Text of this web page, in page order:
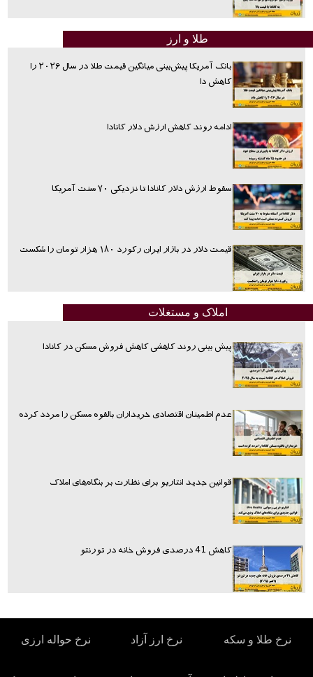
طلا و ارز
بانک آمریکا پیش‌بینی میانگین قیمت طلا در سال ۲۰۲۶ را
کاهش دا
ادامه روند کاهش ارزش دلار کانادا
سقوط ارزش دلار کانادا تا نزدیکی ۷۰ سنت آمریکا
قیمت دلار در بازار ایران رکورد ۱۸۰ هزار تومان را شکست
املاک و مستغلات
پیش بینی روند کاهشی کاهش فروش مسکن در کانادا
عدم اطمینان اقتصادی خریداران بالقوه مسکن را مردد کرده
قوانین جدید انتاریو برای نظارت بر بنگاه‌های املاک
کاهش 41 درصدی فروش خانه در تورنتو
نرخ طلا و سکه نرخ ارز آزاد نرخ حواله ارزی